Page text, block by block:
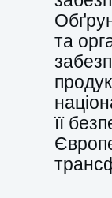
та
її